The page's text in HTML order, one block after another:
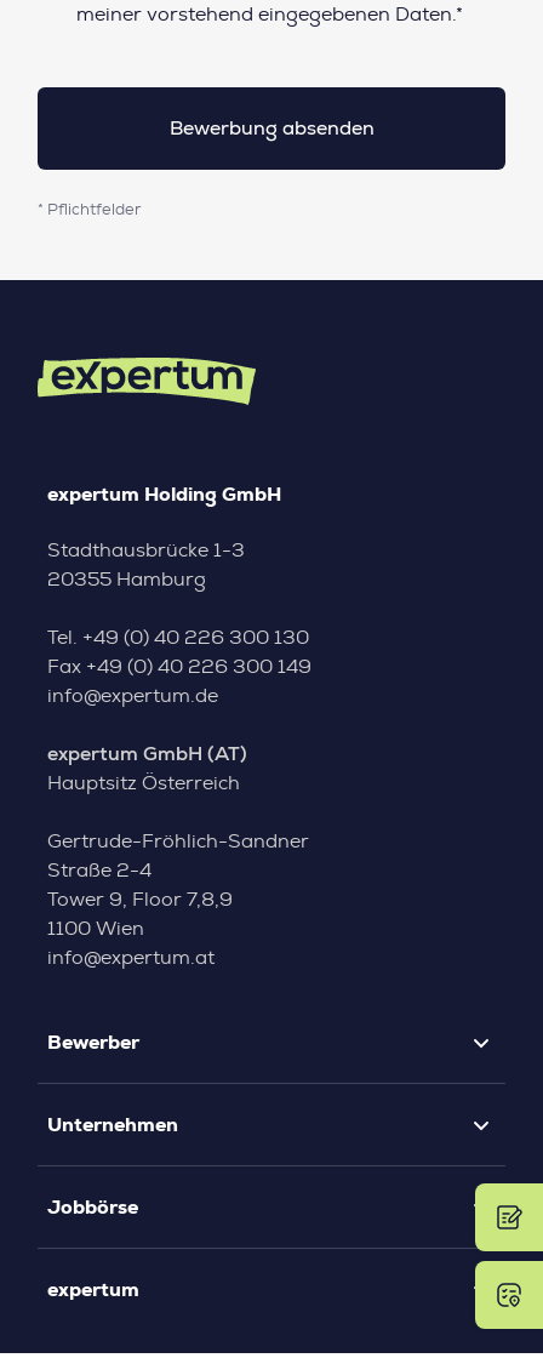
meiner vorstehend eingegebenen Daten.*
* Pflichtfelder
expertum Holding GmbH
Stadthausbrücke 1-3
20355 Hamburg
Tel. +49 (0) 40 226 300 130
Fax +49 (0) 40 226 300 149
info@expertum.de
expertum GmbH (AT)
Hauptsitz Österreich
Gertrude-Fröhlich-Sandner
Straße 2-4
Tower 9, Floor 7,8,9
1100 Wien
info@expertum.at
Bewerber
Unternehmen
Jobbörse
expertum